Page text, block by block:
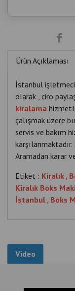
Ürün Açıklaması
İstanbul
olarak , ciro
kiralama
çalışmak üzere
servis ve bakım
Aramadan karar
Etiket : Kiralık ,
Kiralık Boks
İstanbul , Boks
Video